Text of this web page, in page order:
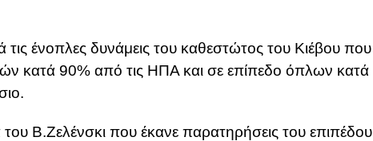
τις ένοπλες δυνάμεις του καθεστώτος του Κιέβου που
κατά 90% από τις ΗΠΑ και σε επίπεδο όπλων κατά
Β.Ζελένσκι που έκανε παρατηρήσεις του επιπέδου